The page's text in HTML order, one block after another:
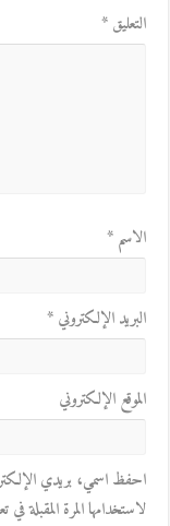
التعليق*
الاسم*
البريد الإلكتروني*
الموقع الإلكتروني
احفظ اسمي، بريدي
لاستخدامها المرة المقبلة في